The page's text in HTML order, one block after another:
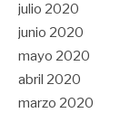
julio 2020
junio 2020
mayo 2020
abril 2020
marzo 2020